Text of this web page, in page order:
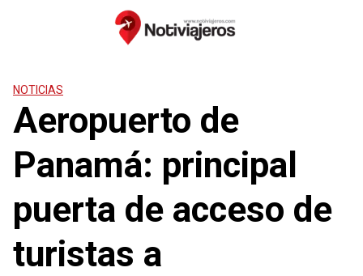
NOTICIAS
Aeropuerto de
Panamá: principal
puerta de acceso de
turistas a